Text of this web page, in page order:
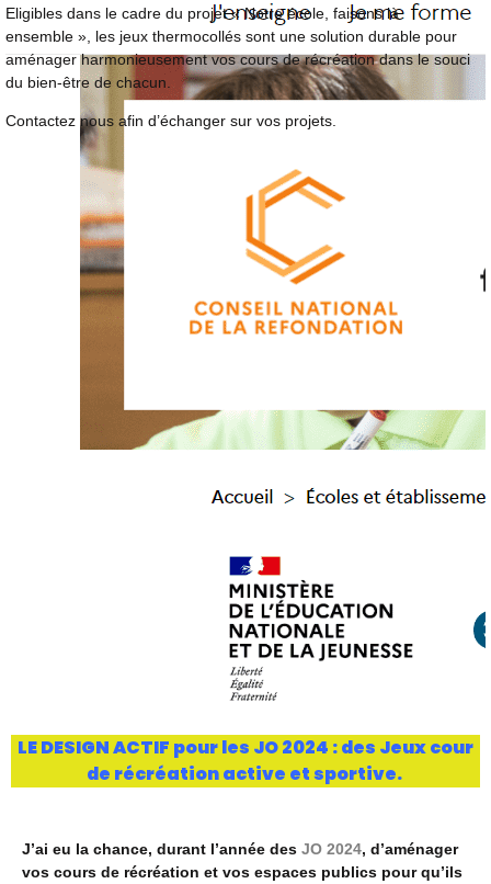
Eligibles dans le cadre du projet « Notre école, faisons là
ensemble », les jeux thermocollés sont une solution durable pour
aménager harmonieusement vos cours de récréation dans le souci
du bien-être de chacun.
Contactez nous afin d’échanger sur vos projets.
LE DESIGN ACTIF pour les JO 2024 : des Jeux cour
de récréation active et sportive.
J’ai eu la chance, durant l’année des JO 2024, d’aménager
vos cours de récréation et vos espaces publics pour qu’ils